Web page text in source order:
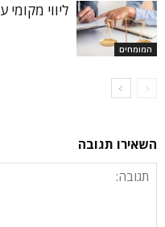
המומחים
ליווי
השאירו תגובה